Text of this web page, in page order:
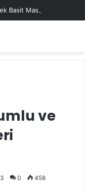
Basit Maskeler
ve
0 458